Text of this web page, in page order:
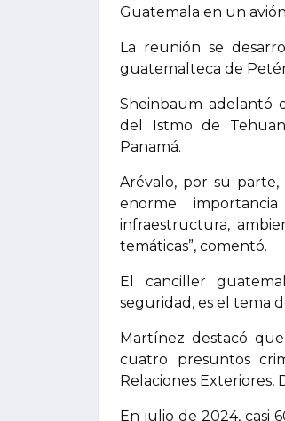
Guatemala en un
La reunión se
guatemalteca de
Sheinbaum adelantó
del Istmo de
Panamá.
Arévalo, por su parte,
enorme
infraestructura,
temáticas”, comentó.
El canciller
seguridad, es el tema
Martínez destacó
cuatro presuntos
Relaciones Exteriores,
En julio de 2024, casi